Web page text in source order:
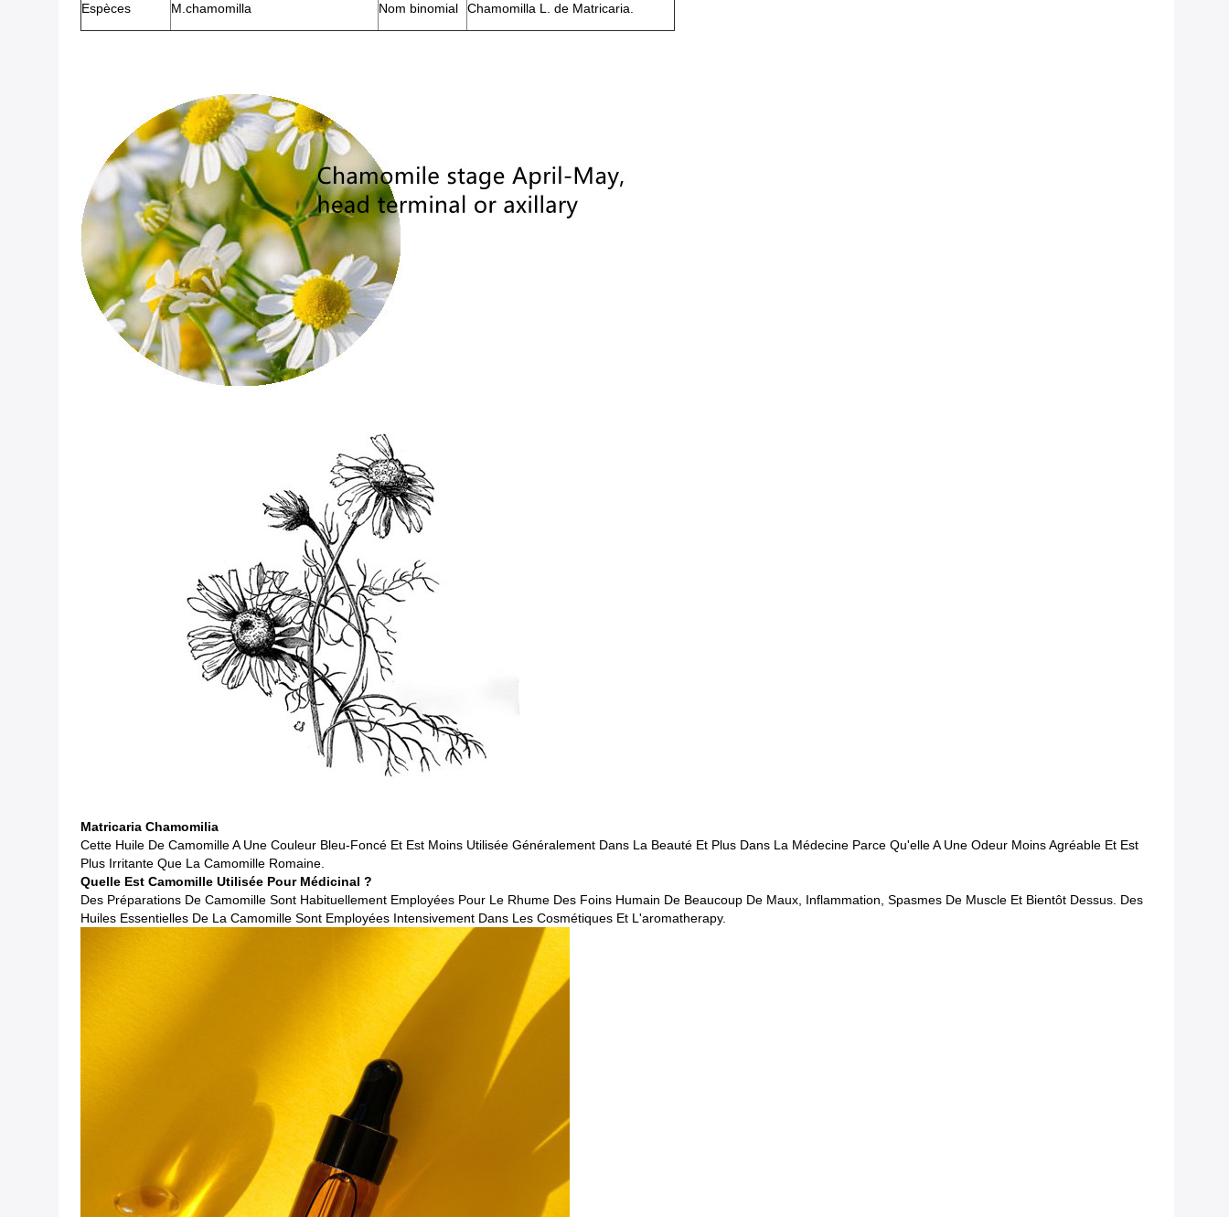
Espèces M.chamomilla Nom binomial Chamomilla L. de Matricaria.
Matricaria Chamomilia
Cette Huile De Camomille A Une Couleur Bleu-Foncé Et Est Moins Utilisée Généralement Dans La Beauté Et Plus Dans La Médecine Parce Qu'elle A Une Odeur Moins Agréable Et Est
Plus Irritante Que La Camomille Romaine.
Quelle Est Camomille Utilisée Pour Médicinal ?
Des Préparations De Camomille Sont Habituellement Employées Pour Le Rhume Des Foins Humain De Beaucoup De Maux, Inflammation, Spasmes De Muscle Et Bientôt Dessus. Des
Huiles Essentielles De La Camomille Sont Employées Intensivement Dans Les Cosmétiques Et L'aromatherapy.